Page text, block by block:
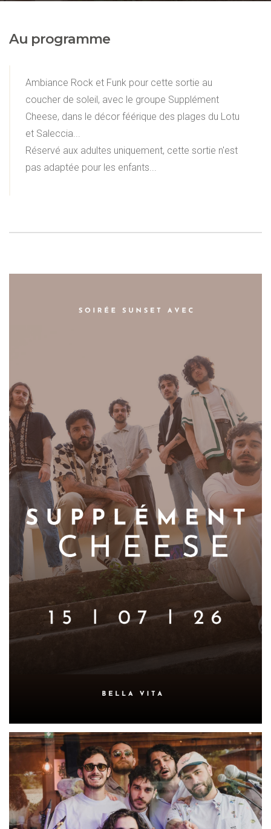
Au programme
Ambiance Rock et Funk pour cette sortie au
coucher de soleil, avec le groupe Supplément
Cheese, dans le décor féérique des plages du Lotu
et Saleccia...
Réservé aux adultes uniquement, cette sortie n'est
pas adaptée pour les enfants...